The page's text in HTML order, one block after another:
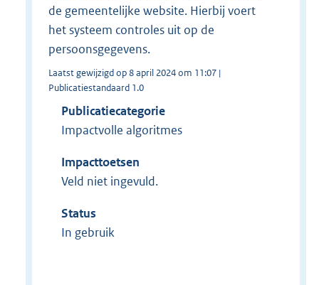
de gemeentelijke website. Hierbij voert
het systeem controles uit op de
persoonsgegevens.
Laatst gewijzigd op 8 april 2024 om 11:07 |
Publicatiestandaard 1.0
Publicatiecategorie
Impactvolle algoritmes
Impacttoetsen
Veld niet ingevuld.
Status
In gebruik